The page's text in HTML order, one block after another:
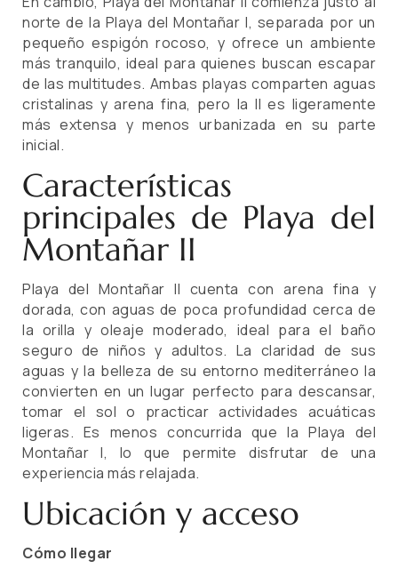
norte de la Playa del Montañar I, separada por un
pequeño espigón rocoso, y ofrece un ambiente
más tranquilo, ideal para quienes buscan escapar
de las multitudes. Ambas playas comparten aguas
cristalinas y arena fina, pero la II es ligeramente
más extensa y menos urbanizada en su parte
inicial.
Características
principales de Playa del
Montañar II
Playa del Montañar II cuenta con arena fina y
dorada, con aguas de poca profundidad cerca de
la orilla y oleaje moderado, ideal para el baño
seguro de niños y adultos. La claridad de sus
aguas y la belleza de su entorno mediterráneo la
convierten en un lugar perfecto para descansar,
tomar el sol o practicar actividades acuáticas
ligeras. Es menos concurrida que la Playa del
Montañar I, lo que permite disfrutar de una
experiencia más relajada.
Ubicación y acceso
Cómo llegar